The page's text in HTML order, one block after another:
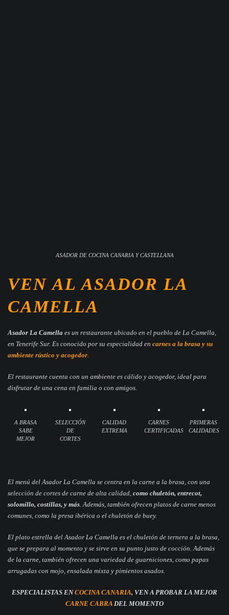
ASADOR DE COCINA CANARIA Y CASTELLANA
VEN AL ASADOR LA
CAMELLA
Asador La Camella es un restaurante ubicado en el pueblo de La Camella,
en Tenerife Sur. Es conocido por su especialidad en carnes a la brasa y su
ambiente rústico y acogedor
El restaurante cuenta con un ambiente es cálido y acogedor, ideal para
disfrutar de una cena en familia o con amigos.
A BRASA
SABE
MEJOR
SELECCIÓN
DE
CORTES
CALIDAD
EXTREMA
CARNES
CERTIFICADAS
PRIMERAS
CALIDADES
El menú del Asador La Camella se centra en la carne a la brasa, con una
selección de cortes de carne de alta calidad, como chuletón, entrecot,
solomillo, costillas, y más . Además, también ofrecen platos de carne menos
comunes, como la presa ibérica o el chuletón de buey.
El plato estrella del Asador La Camella es el chuletón de ternera a la brasa,
que se prepara al momento y se sirve en su punto justo de cocción. Además
de la carne, también ofrecen una variedad de guarniciones, como papas
arrugadas con mojo, ensalada mixta y pimientos asados.
ESPECIALISTAS ENCOCINA CANARIA, VEN A PROBAR LA MEJOR
CARNE CABRA DEL MOMENTO